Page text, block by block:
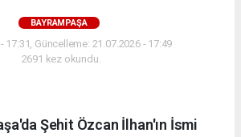
BAYRAMPAŞA
17:31, Güncelleme: 21.07.2026 - 17:49
2691 kez okundu.
Şehit Özcan İlhan'ın İsmi